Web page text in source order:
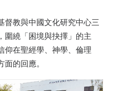
督教與中國文化研究中心三
圍繞「困境與抉擇」的主
仰在聖經學、神學、倫理
的回應。